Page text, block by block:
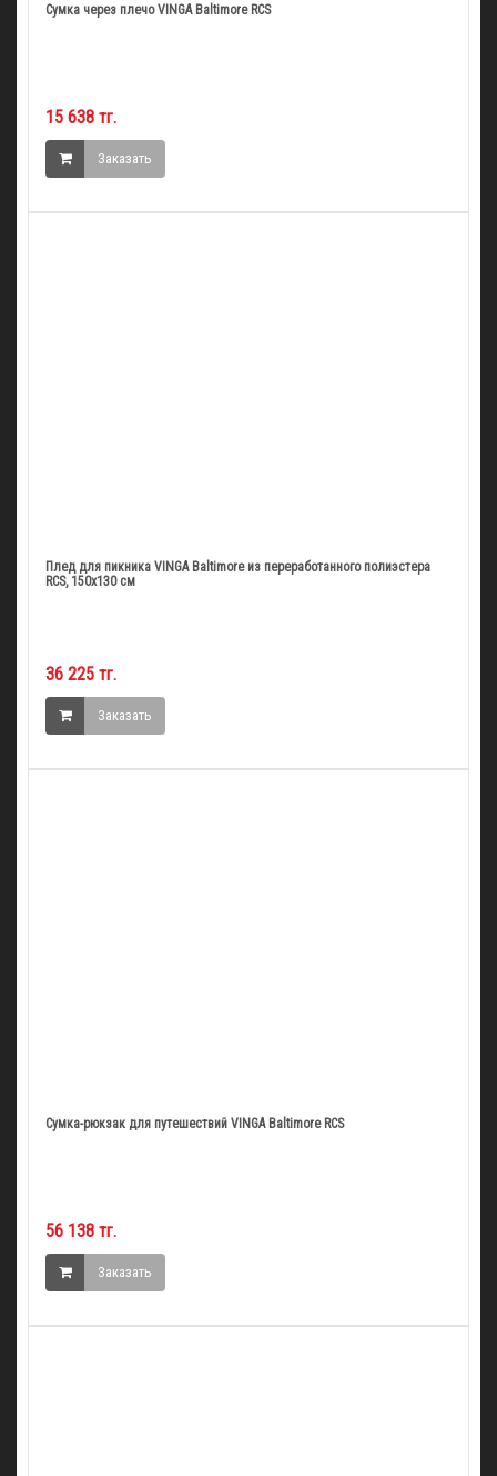
Сумка через плечо VINGA Baltimore RCS
15 638 тг.
Заказать
Плед для пикника VINGA Baltimore из переработанного полиэстера
RCS, 150х130 см
36 225 тг.
Заказать
Сумка-рюкзак для путешествий VINGA Baltimore RCS
56 138 тг.
Заказать